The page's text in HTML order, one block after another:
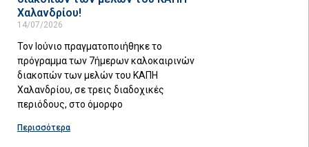
Χαλανδρίου!
14/07/2026
Τον Ιούνιο πραγματοποιήθηκε το
πρόγραμμα των 7ήμερων καλοκαιρινών
διακοπών των μελών του ΚΑΠΗ
Χαλανδρίου, σε τρεις διαδοχικές
περιόδους, στο όμορφο
Περισσότερα